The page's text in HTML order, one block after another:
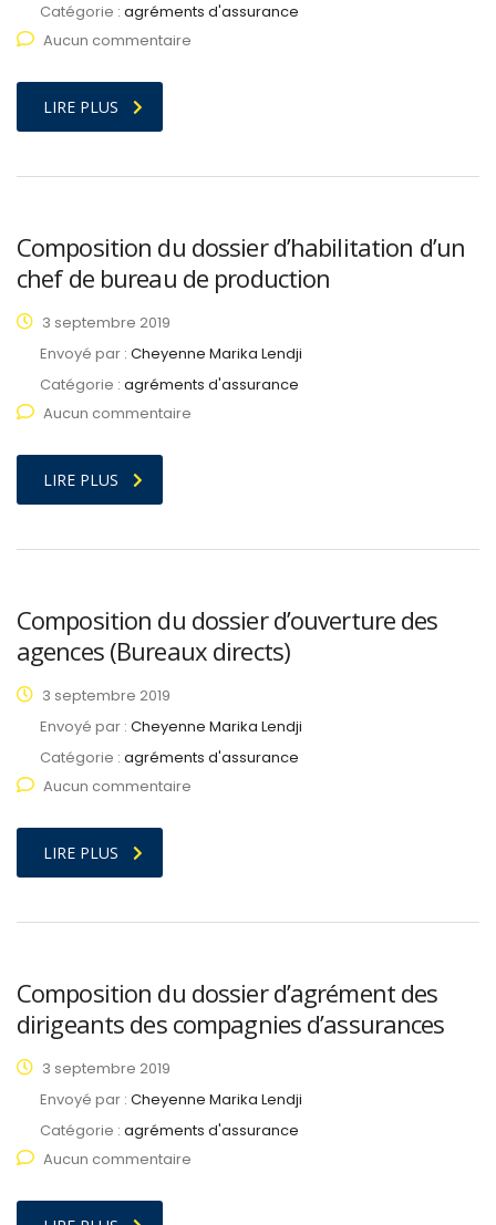
Catégorie : agréments d'assurance
Aucun commentaire
LIRE PLUS
Composition du dossier d’habilitation d’un
chef de bureau de production
3 septembre 2019
Envoyé par : Cheyenne Marika Lendji
Catégorie : agréments d'assurance
Aucun commentaire
LIRE PLUS
Composition du dossier d’ouverture des
agences (Bureaux directs)
3 septembre 2019
Envoyé par : Cheyenne Marika Lendji
Catégorie : agréments d'assurance
Aucun commentaire
LIRE PLUS
Composition du dossier d’agrément des
dirigeants des compagnies d’assurances
3 septembre 2019
Envoyé par : Cheyenne Marika Lendji
Catégorie : agréments d'assurance
Aucun commentaire